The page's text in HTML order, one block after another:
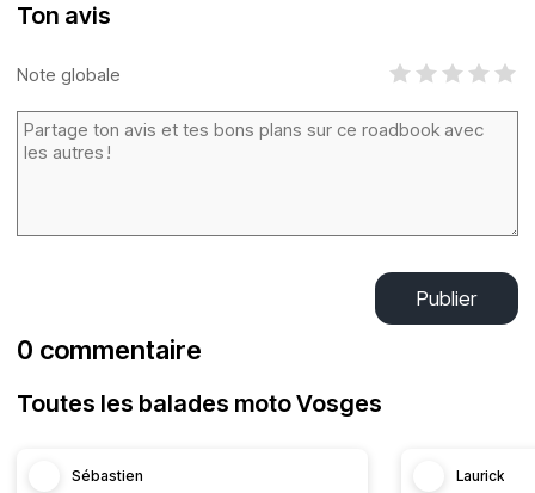
Ton avis
Note globale
Publier
0 commentaire
Toutes les balades moto Vosges
Sébastien Laurick